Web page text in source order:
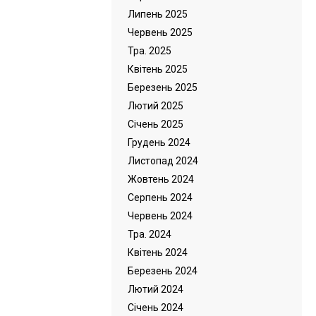
Липень 2025
Червень 2025
Тра. 2025
Квітень 2025
Березень 2025
Лютий 2025
Cічень 2025
Грудень 2024
Листопад 2024
Жовтень 2024
Серпень 2024
Червень 2024
Тра. 2024
Квітень 2024
Березень 2024
Лютий 2024
Cічень 2024